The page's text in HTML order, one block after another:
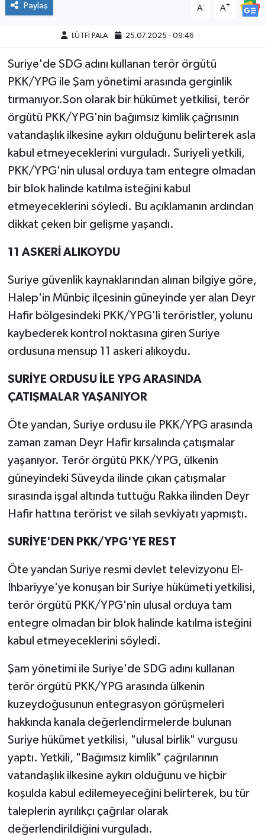
Paylaş A- A+
LÜTFİ PALA 25.07.2025 - 09:46
Suriye'de SDG adını kullanan terör örgütü
PKK/YPG ile Şam yönetimi arasında gerginlik
tırmanıyor.Son olarak bir hükümet yetkilisi, terör
örgütü PKK/YPG'nin bağımsız kimlik çağrısının
vatandaşlık ilkesine aykırı olduğunu belirterek asla
kabul etmeyeceklerini vurguladı. Suriyeli yetkili,
PKK/YPG'nin ulusal orduya tam entegre olmadan
bir blok halinde katılma isteğini kabul
etmeyeceklerini söyledi. Bu açıklamanın ardından
dikkat çeken bir gelişme yaşandı.
11 ASKERİ ALIKOYDU
Suriye güvenlik kaynaklarından alınan bilgiye göre,
Halep'in Münbiç ilçesinin güneyinde yer alan Deyr
Hafir bölgesindeki PKK/YPG'li teröristler, yolunu
kaybederek kontrol noktasına giren Suriye
ordusuna mensup 11 askeri alıkoydu.
SURİYE ORDUSU İLE YPG ARASINDA
ÇATIŞMALAR YAŞANIYOR
Öte yandan, Suriye ordusu ile PKK/YPG arasında
zaman zaman Deyr Hafir kırsalında çatışmalar
yaşanıyor. Terör örgütü PKK/YPG, ülkenin
güneyindeki Süveyda ilinde çıkan çatışmalar
sırasında işgal altında tuttuğu Rakka ilinden Deyr
Hafir hattına terörist ve silah sevkiyatı yapmıştı.
SURİYE'DEN PKK/YPG'YE REST
Öte yandan Suriye resmi devlet televizyonu El-
İhbariyye'ye konuşan bir Suriye hükümeti yetkilisi,
terör örgütü PKK/YPG'nin ulusal orduya tam
entegre olmadan bir blok halinde katılma isteğini
kabul etmeyeceklerini söyledi.
Şam yönetimi ile Suriye'de SDG adını kullanan
terör örgütü PKK/YPG arasında ülkenin
kuzeydoğusunun entegrasyon görüşmeleri
hakkında kanala değerlendirmelerde bulunan
Suriye hükümet yetkilisi, "ulusal birlik" vurgusu
yaptı. Yetkili, "Bağımsız kimlik" çağrılarının
vatandaşlık ilkesine aykırı olduğunu ve hiçbir
koşulda kabul edilemeyeceğini belirterek, bu tür
taleplerin ayrılıkçı çağrılar olarak
değerlendirildiğini vurguladı.